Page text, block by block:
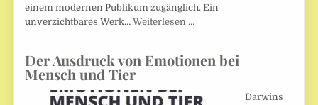
einem modernen Publikum zugänglich. Ein
unverzichtbares Werk…Weiterlesen …
Der Ausdruck von Emotionen bei
Mensch und Tier
Darwins